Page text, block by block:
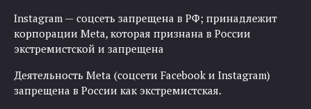
Instagram — соцсеть запрещена в РФ; принадлежит
корпорации Meta, которая признана в России
экстремистской и запрещена
Деятельность Meta (соцсети Facebook и Instagram)
запрещена в России как экстремистская.